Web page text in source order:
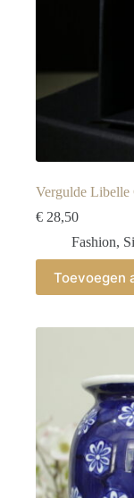
Vergulde Libelle
€ 28,50
Fashion,
Toevoegen